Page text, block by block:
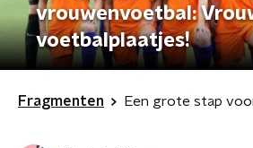
vrouwenvoetbal:
voetbalplaatjes!
Fragmenten